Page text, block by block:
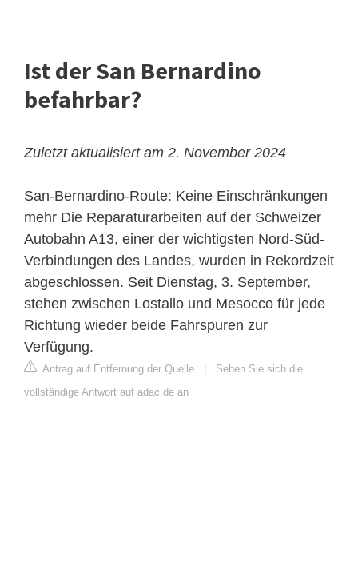
Ist der San Bernardino
befahrbar?
Zuletzt aktualisiert am 2. November 2024
San-Bernardino-Route: Keine Einschränkungen
mehr Die Reparaturarbeiten auf der Schweizer
Autobahn A13, einer der wichtigsten Nord-Süd-
Verbindungen des Landes, wurden in Rekordzeit
abgeschlossen. Seit Dienstag, 3. September,
stehen zwischen Lostallo und Mesocco für jede
Richtung wieder beide Fahrspuren zur
Verfügung.
Antrag auf Entfernung der Quelle
Sehen Sie sich die
vollständige Antwort auf adac.de an